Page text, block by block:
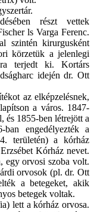
részt vettek
ls Varga Ferenc.
szintén kirurgusként
körzetük a jelenlegi
terjedt ki. Kortárs
idején dr. Ott
az elképzelésnek,
a város. 1847-
és 1855-ben létrejött a
ban engedélyezték a
területén) a kórház
Kórház nevet.
egy orvosi szoba volt.
orvosok (pl. dr. Ott
a betegeket, akik
betegek voltak.
lett a kórház orvosa.